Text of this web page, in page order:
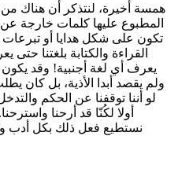
همسة أخيرة، لنتذكر أن هناك
المطبوع عليها كلمات خارجة عن
تكون على شكل هدايا أو تبرعات
القراءة والكتابة بلغتنا حتى
يعرف أي لغة أجنبية! وقد يكون
ولم يقصد أبدا الأذية، بل كان
لو أننا توقفنا عن الحكم
أولا لكُنّا قد أرحنا
نستطيع فعل ذلك بكل أدب